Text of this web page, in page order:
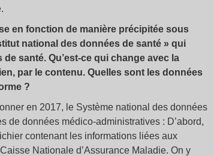
en fonction de manière précipitée sous
national des données de santé » qui
santé. Qu’est-ce qui change avec la
par le contenu. Quelles sont les données
?
en 2017, le Système national des données
de données médico-administratives : D’abord,
contenant les informations liées aux
Nationale d’Assurance Maladie. On y